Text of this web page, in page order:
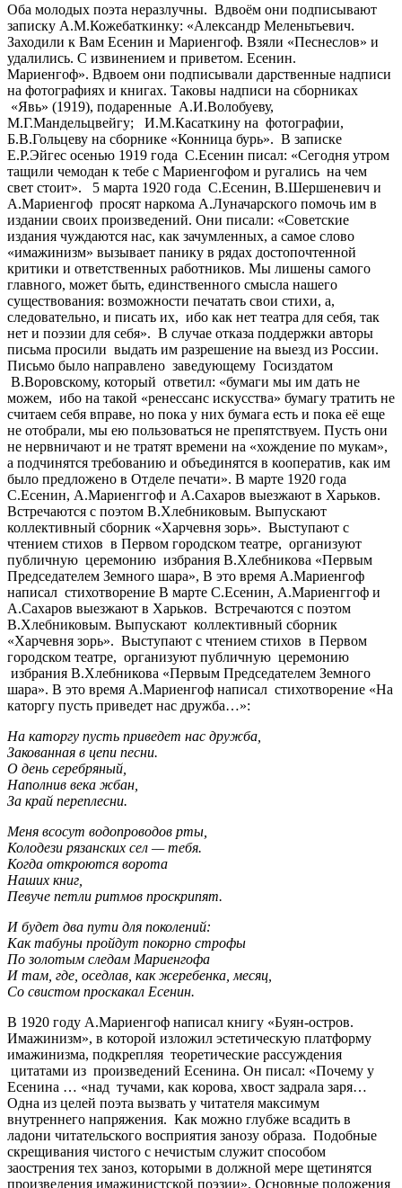
Оба молодых поэта неразлучны. Вдвоём они подписывают
записку А.М.Кожебаткинку: «Александр Меленьтьевич.
Заходили к Вам Есенин и Мариенгоф. Взяли «Песнеслов» и
удалились. С извинением и приветом. Есенин.
Мариенгоф». Вдвоем они подписывали дарственные надписи
на фотографиях и книгах. Таковы надписи на сборниках
«Явь» (1919), подаренные А.И.Волобуеву,
М.Г.Мандельцвейгу; И.М.Касаткину на фотографии,
Б.В.Гольцеву на сборнике «Конница бурь». В записке
Е.Р.Эйгес осенью 1919 года С.Есенин писал: «Сегодня утром
тащили чемодан к тебе с Мариенгофом и ругались на чем
свет стоит». 5 марта 1920 года С.Есенин, В.Шершеневич и
А.Мариенгоф просят наркома А.Луначарского помочь им в
издании своих произведений. Они писали: «Советские
издания чуждаются нас, как зачумленных, а самое слово
«имажинизм» вызывает панику в рядах достопочтенной
критики и ответственных работников. Мы лишены самого
главного, может быть, единственного смысла нашего
существования: возможности печатать свои стихи, а,
следовательно, и писать их, ибо как нет театра для себя, так
нет и поэзии для себя». В случае отказа поддержки авторы
письма просили выдать им разрешение на выезд из России.
Письмо было направлено заведующему Госиздатом
В.Воровскому, который ответил: «бумаги мы им дать не
можем, ибо на такой «ренессанс искусства» бумагу тратить не
считаем себя вправе, но пока у них бумага есть и пока её еще
не отобрали, мы ею пользоваться не препятствуем. Пусть они
не нервничают и не тратят времени на «хождение по мукам»,
а подчинятся требованию и объединятся в кооператив, как им
было предложено в Отделе печати». В марте 1920 года
С.Есенин, А.Мариенггоф и А.Сахаров выезжают в Харьков.
Встречаются с поэтом В.Хлебниковым. Выпускают
коллективный сборник «Харчевня зорь». Выступают с
чтением стихов в Первом городском театре, организуют
публичную церемонию избрания В.Хлебникова «Первым
Председателем Земного шара», В это время А.Мариенгоф
написал стихотворение В марте С.Есенин, А.Мариенггоф и
А.Сахаров выезжают в Харьков. Встречаются с поэтом
В.Хлебниковым. Выпускают коллективный сборник
«Харчевня зорь». Выступают с чтением стихов в Первом
городском театре, организуют публичную церемонию
избрания В.Хлебникова «Первым Председателем Земного
шара». В это время А.Мариенгоф написал стихотворение «На
каторгу пусть приведет нас дружба…»:
На каторгу пусть приведет нас дружба,
Закованная в цепи песни.
О день серебряный,
Наполнив века жбан,
За край переплесни.
Меня всосут водопроводов рты,
Колодези рязанских сел — тебя.
Когда откроются ворота
Наших книг,
Певуче петли ритмов проскрипят.
И будет два пути для поколений:
Как табуны пройдут покорно строфы
По золотым следам Мариенгофа
И там, где, оседлав, как жеребенка, месяц,
Со свистом проскакал Есенин.
В 1920 году А.Мариенгоф написал книгу «Буян-остров.
Имажинизм», в которой изложил эстетическую платформу
имажинизма, подкрепляя теоретические рассуждения
цитатами из произведений Есенина. Он писал: «Почему у
Есенина … «над тучами, как корова, хвост задрала заря…
Одна из целей поэта вызвать у читателя максимум
внутреннего напряжения. Как можно глубже всадить в
ладони читательского восприятия занозу образа. Подобные
скрещивания чистого с нечистым служит способом
заострения тех заноз, которыми в должной мере щетинятся
произведения имажинистской поэзии». Основные положения